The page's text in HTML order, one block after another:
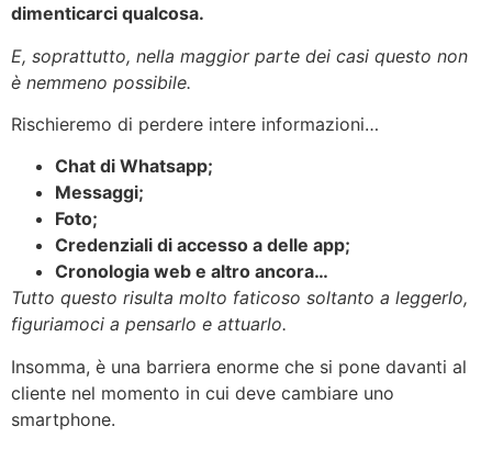
dimenticarci qualcosa.
E, soprattutto, nella maggior parte dei casi questo non
è nemmeno possibile.
Rischieremo di perdere intere informazioni…
Chat di Whatsapp;
Messaggi;
Foto;
Credenziali di accesso a delle app;
Cronologia web e altro ancora…
Tutto questo risulta molto faticoso soltanto a leggerlo,
figuriamoci a pensarlo e attuarlo.
Insomma, è una barriera enorme che si pone davanti al
cliente nel momento in cui deve cambiare uno
smartphone.